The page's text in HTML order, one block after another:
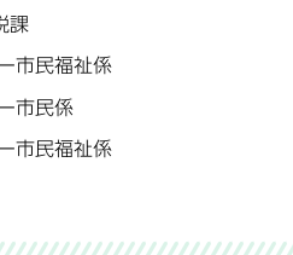
課
市民福祉係
市民係
市民福祉係